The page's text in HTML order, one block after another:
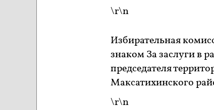
\r\n
Избирательная
знаком За заслуги в
председателя
Максатихинского
\r\n